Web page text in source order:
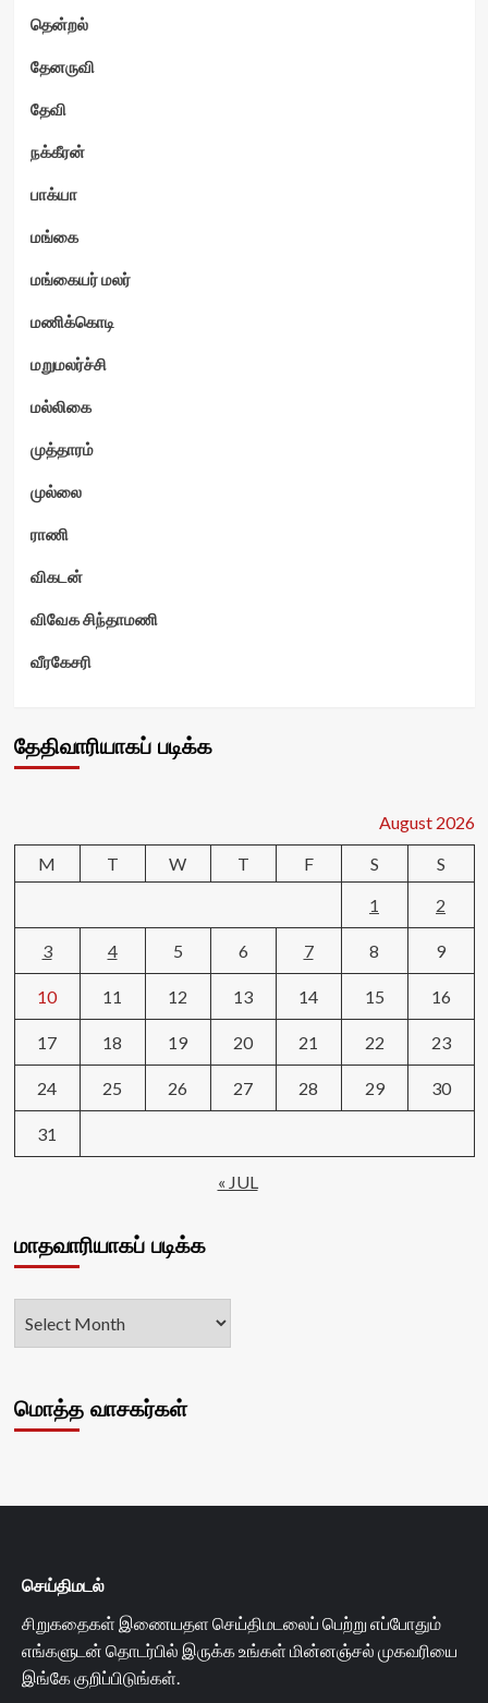
தென்றல்
தேனருவி
தேவி
நக்கீரன்
பாக்யா
மங்கை
மங்கையர் மலர்
மணிக்கொடி
மறுமலர்ச்சி
மல்லிகை
முத்தாரம்
முல்லை
ராணி
விகடன்
விவேக சிந்தாமணி
வீரகேசரி
தேதிவாரியாகப் படிக்க
August 2026
M
T W T F S
S
1
2
3 4 5 6 7 8 9
10 11 12 13 14 15 16
17 18 19 20 21 22 23
24 25 26 27 28 29 30
31
« JUL
மாதவாரியாகப் படிக்க
மொத்த வாசகர்கள்
செய்திமடல்
சிறுகதைகள் இணையதள செய்திமடலைப் பெற்று எப்போதும்
எங்களுடன் தொடர்பில் இருக்க உங்கள் மின்னஞ்சல் முகவரியை
இங்கே குறிப்பிடுங்கள்.